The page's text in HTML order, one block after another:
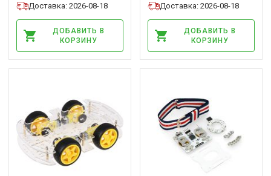
Доставка: 2026-08-18
ДОБАВИТЬ В
КОРЗИНУ
Доставка: 2026-08-18
ДОБАВИТЬ В
КОРЗИНУ